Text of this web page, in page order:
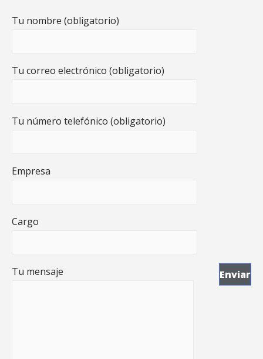
Tu nombre (obligatorio)
Tu correo electrónico (obligatorio)
Tu número telefónico (obligatorio)
Empresa
Cargo
Tu mensaje